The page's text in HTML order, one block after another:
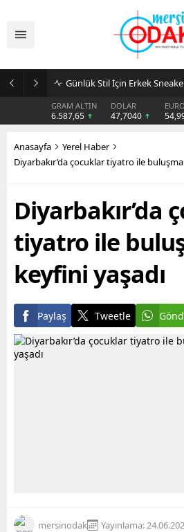
Günlük Stil İçin Erkek
GRAM ALTIN
6.587,65
DOLAR
47,7040
EURO
Anasayfa
Yerel Haber
Diyarbakır’da çocuklar tiyatro ile
Diyarbakır’da
tiyatro ile
keyfini yaşadı
Paylaş Tweetle
mersinodak Yayınlama: